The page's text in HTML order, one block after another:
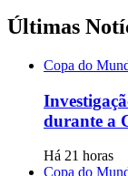
Últimas
Copa do
durante a
Há 21 horas
Copa do